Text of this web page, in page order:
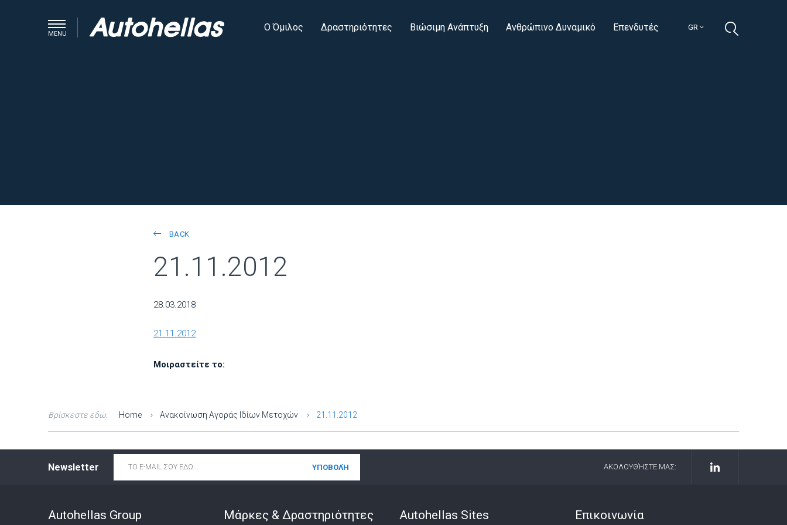
MENU
GR
Ο Όμιλος Δραστηριότητες Βιώσιμη Ανάπτυξη Ανθρώπινο Δυναμικό Επενδυτές
BACK
21.11.2012
28.03.2018
21.11.2012
Μοιραστείτε το:
Βρίσκεστε εδώ: Home Ανακοίνωση Αγοράς Ιδίων Μετοχών 21.11.2012
Newsletter
ΑΚΟΛΟΥΘΉΣΤΕ ΜΑΣ:
Autohellas Group Μάρκες & Δραστηριότητες Autohellas Sites Επικοινωνία